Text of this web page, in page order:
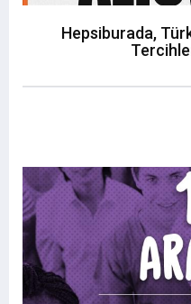
Hepsiburada,